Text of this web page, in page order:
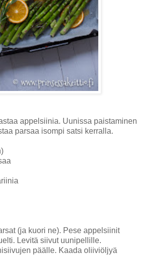
appelsiinia. Uunissa paistaminen
parsaa isompi satsi kerralla.
(ja kuori ne). Pese appelsiinit
Levitä siivut uunipellille.
päälle. Kaada oliiviöljyä